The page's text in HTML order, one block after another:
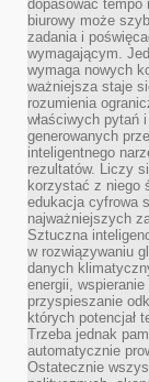
dopasować tempo
biurowy może
zadania i
wymagającym.
wymaga nowych
ważniejsza staje
rozumienia
właściwych pytań
generowanych
inteligentnego
rezultatów. Liczy
korzystać z niego
edukacja cyfrowa
najważniejszych
Sztuczna
w rozwiązywaniu
danych
energii,
przyspieszanie
których potencjał
Trzeba jednak
automatycznie
Ostatecznie